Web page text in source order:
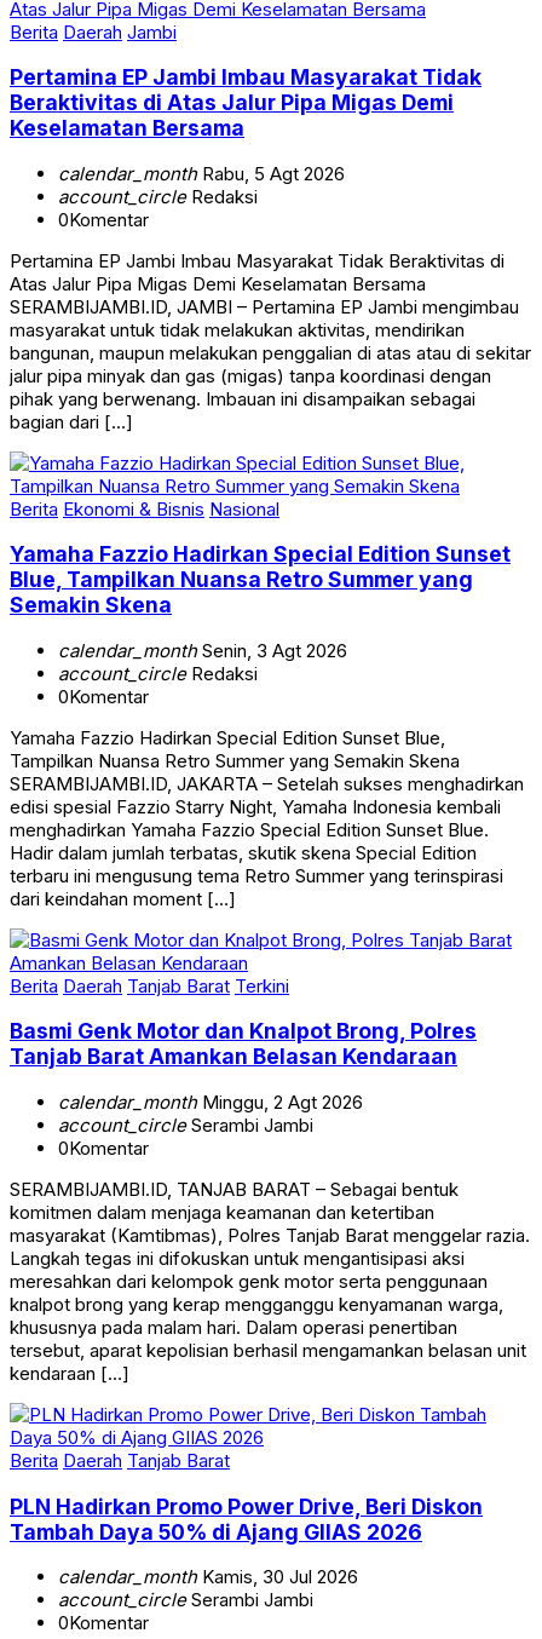
Berita Daerah Jambi
Pertamina EP Jambi Imbau Masyarakat Tidak
Beraktivitas di Atas Jalur Pipa Migas Demi
Keselamatan Bersama
calendar_monthRabu, 5 Agt 2026
account_circleRedaksi
0Komentar
Pertamina EP Jambi Imbau Masyarakat Tidak Beraktivitas di
Atas Jalur Pipa Migas Demi Keselamatan Bersama
SERAMBIJAMBI.ID, JAMBI – Pertamina EP Jambi mengimbau
masyarakat untuk tidak melakukan aktivitas, mendirikan
bangunan, maupun melakukan penggalian di atas atau di sekitar
jalur pipa minyak dan gas (migas) tanpa koordinasi dengan
pihak yang berwenang. Imbauan ini disampaikan sebagai
bagian dari […]
Berita Ekonomi & Bisnis Nasional
Yamaha Fazzio Hadirkan Special Edition Sunset
Blue, Tampilkan Nuansa Retro Summer yang
Semakin Skena
calendar_monthSenin, 3 Agt 2026
account_circleRedaksi
0Komentar
Yamaha Fazzio Hadirkan Special Edition Sunset Blue,
Tampilkan Nuansa Retro Summer yang Semakin Skena
SERAMBIJAMBI.ID, JAKARTA – Setelah sukses menghadirkan
edisi spesial Fazzio Starry Night, Yamaha Indonesia kembali
menghadirkan Yamaha Fazzio Special Edition Sunset Blue.
Hadir dalam jumlah terbatas, skutik skena Special Edition
terbaru ini mengusung tema Retro Summer yang terinspirasi
dari keindahan moment […]
Berita Daerah Tanjab Barat Terkini
Basmi Genk Motor dan Knalpot Brong, Polres
Tanjab Barat Amankan Belasan Kendaraan
calendar_monthMinggu, 2 Agt 2026
account_circleSerambi Jambi
0Komentar
SERAMBIJAMBI.ID, TANJAB BARAT – Sebagai bentuk
komitmen dalam menjaga keamanan dan ketertiban
masyarakat (Kamtibmas), Polres Tanjab Barat menggelar razia.
Langkah tegas ini difokuskan untuk mengantisipasi aksi
meresahkan dari kelompok genk motor serta penggunaan
knalpot brong yang kerap mengganggu kenyamanan warga,
khususnya pada malam hari. Dalam operasi penertiban
tersebut, aparat kepolisian berhasil mengamankan belasan unit
kendaraan […]
Berita Daerah Tanjab Barat
PLN Hadirkan Promo Power Drive, Beri Diskon
Tambah Daya 50% di Ajang GIIAS 2026
calendar_monthKamis, 30 Jul 2026
account_circleSerambi Jambi
0Komentar